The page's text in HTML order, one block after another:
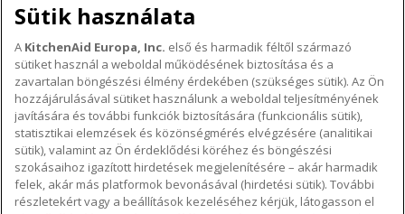
A KITCHENAID MÁRKÁRÓL
A márka lényege
A márka története
ODR
TÁMOGATÁS
Hol lehet megvenni
Garancia és dokumentumok
Ügyfélszolgálat
KÖVESSEN BENNÜNKET
Sütik használata
A KitchenAid Europa, Inc. első és harmadik féltől származó
sütiket használ a weboldal működésének biztosítása és a
zavartalan böngészési élmény érdekében (szükséges sütik). Az Ön
hozzájárulásával sütiket használunk a weboldal teljesítményének
javítására és további funkciók biztosítására (funkcionális sütik),
statisztikai elemzések és közönségmérés elvégzésére (analitikai
sütik), valamint az Ön érdeklődési köréhez és böngészési
szokásaihoz igazított hirdetések megjelenítésére – akár harmadik
felek, akár más platformok bevonásával (hirdetési sütik). További
részletekért vagy a beállítások kezeléséhez kérjük, látogasson el